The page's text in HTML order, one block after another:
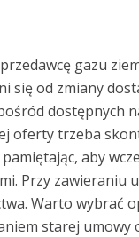
gazu
się od zmiany
dostępnych
oferty trzeba
aby
Przy zawieraniu
Warto wybrać
starej